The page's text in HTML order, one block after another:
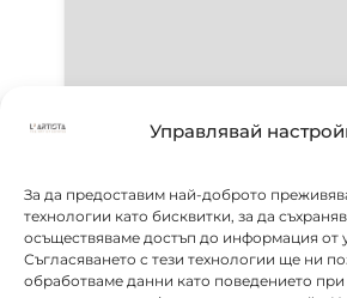
Управлявай
За да предоставим най-доброто
технологии като бисквитки, за да
осъществяваме достъп до информация от
Съгласяването с тези технологии ще ни
обработваме данни като поведението